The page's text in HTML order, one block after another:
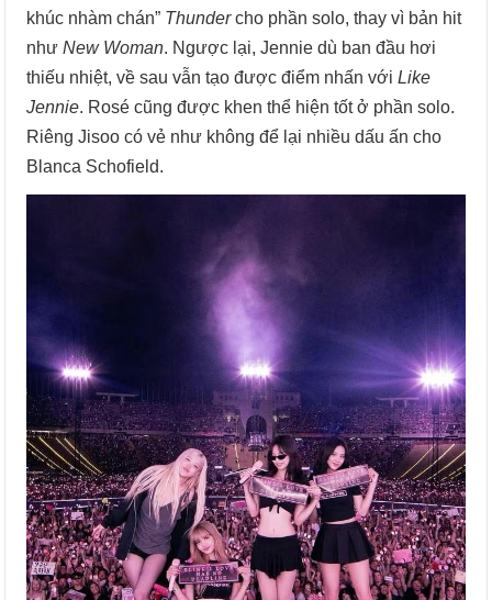
khúc nhàm chán” Thundercho phần solo, thay vì bản hit
nhưNew Woman. Ngược lại, Jennie dù ban đầu hơi
thiếu nhiệt, về sau vẫn tạo được điểm nhấn vớiLike
Jennie. Rosé cũng được khen thể hiện tốt ở phần solo.
Riêng Jisoo có vẻ như không để lại nhiều dấu ấn cho
Blanca Schofield.